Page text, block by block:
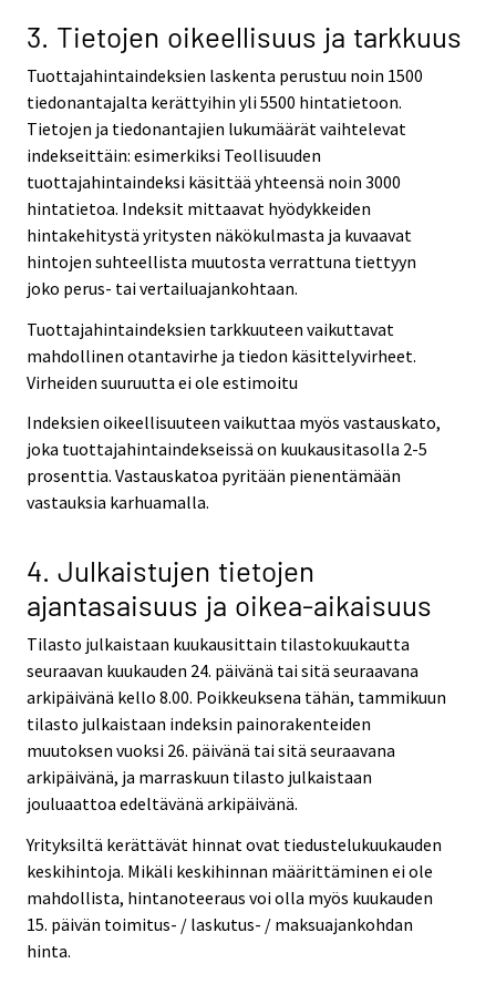
3. Tietojen oikeellisuus ja tarkkuus
Tuottajahintaindeksien laskenta perustuu noin 1500
tiedonantajalta kerättyihin yli 5500 hintatietoon.
Tietojen ja tiedonantajien lukumäärät vaihtelevat
indekseittäin: esimerkiksi Teollisuuden
tuottajahintaindeksi käsittää yhteensä noin 3000
hintatietoa. Indeksit mittaavat hyödykkeiden
hintakehitystä yritysten näkökulmasta ja kuvaavat
hintojen suhteellista muutosta verrattuna tiettyyn
joko perus- tai vertailuajankohtaan.
Tuottajahintaindeksien tarkkuuteen vaikuttavat
mahdollinen otantavirhe ja tiedon käsittelyvirheet.
Virheiden suuruutta ei ole estimoitu
Indeksien oikeellisuuteen vaikuttaa myös vastauskato,
joka tuottajahintaindekseissä on kuukausitasolla 2-5
prosenttia. Vastauskatoa pyritään pienentämään
vastauksia karhuamalla.
4. Julkaistujen tietojen
ajantasaisuus ja oikea-aikaisuus
Tilasto julkaistaan kuukausittain tilastokuukautta
seuraavan kuukauden 24. päivänä tai sitä seuraavana
arkipäivänä kello 8.00. Poikkeuksena tähän, tammikuun
tilasto julkaistaan indeksin painorakenteiden
muutoksen vuoksi 26. päivänä tai sitä seuraavana
arkipäivänä, ja marraskuun tilasto julkaistaan
jouluaattoa edeltävänä arkipäivänä.
Yrityksiltä kerättävät hinnat ovat tiedustelukuukauden
keskihintoja. Mikäli keskihinnan määrittäminen ei ole
mahdollista, hintanoteeraus voi olla myös kuukauden
15. päivän toimitus- / laskutus- / maksuajankohdan
hinta.